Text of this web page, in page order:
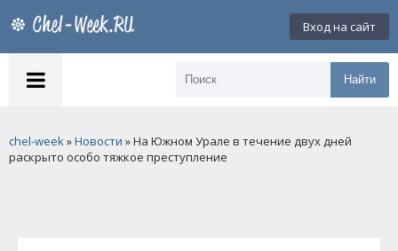
Вход на сайт
Найти
chel-week»Новости » На Южном Урале в течение двух дней
раскрыто особо тяжкое преступление